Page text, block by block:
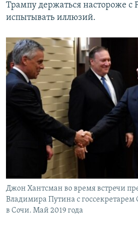
Трампу держаться настороже с
испытывать иллюзий.
Джон Хантсман во время встречи
Владимира Путина с
в Сочи. Май 2019 года